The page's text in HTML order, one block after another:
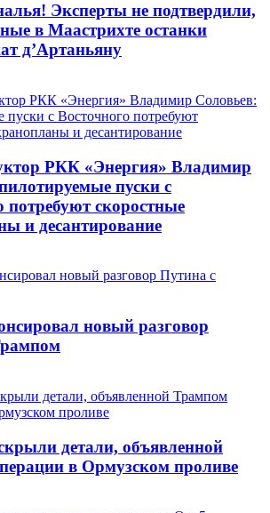
Эксперты не подтвердили,
в Маастрихте останки
д’Артаньяну
РКК «Энергия» Владимир
пуски с
потребуют скоростные
и десантирование
новый разговор
детали, объявленной
в Ормузском проливе